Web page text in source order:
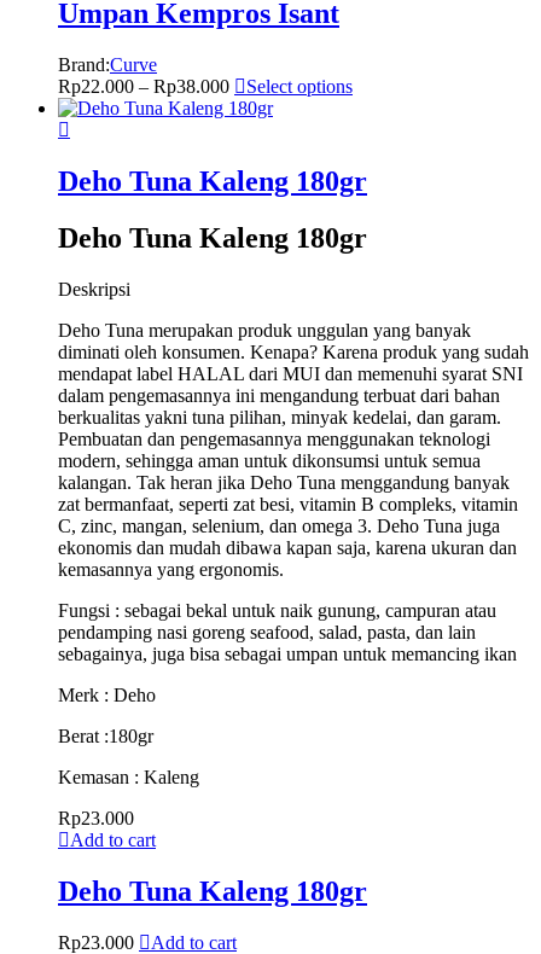
Umpan Kempros Isant
Brand:Curve
Rp22.000 – Rp38.000 Select options
Deho Tuna Kaleng 180gr
Deho Tuna Kaleng 180gr
Deskripsi
Deho Tuna merupakan produk unggulan yang banyak
diminati oleh konsumen. Kenapa? Karena produk yang sudah
mendapat label HALAL dari MUI dan memenuhi syarat SNI
dalam pengemasannya ini mengandung terbuat dari bahan
berkualitas yakni tuna pilihan, minyak kedelai, dan garam.
Pembuatan dan pengemasannya menggunakan teknologi
modern, sehingga aman untuk dikonsumsi untuk semua
kalangan. Tak heran jika Deho Tuna menggandung banyak
zat bermanfaat, seperti zat besi, vitamin B compleks, vitamin
C, zinc, mangan, selenium, dan omega 3. Deho Tuna juga
ekonomis dan mudah dibawa kapan saja, karena ukuran dan
kemasannya yang ergonomis.
Fungsi : sebagai bekal untuk naik gunung, campuran atau
pendamping nasi goreng seafood, salad, pasta, dan lain
sebagainya, juga bisa sebagai umpan untuk memancing ikan
Merk : Deho
Berat :180gr
Kemasan : Kaleng
Rp23.000
Add to cart
Deho Tuna Kaleng 180gr
Rp23.000 Add to cart